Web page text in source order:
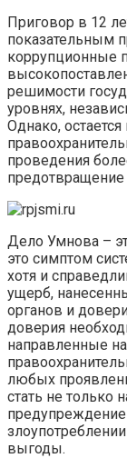
Приговор в 12
показательным
коррупционные
решимости
уровнях,
Однако,
проведения
Дело Умнова –
это симптом
хотя и
ущерб,
органов и
доверия
направленные
любых
стать не только
выгоды.